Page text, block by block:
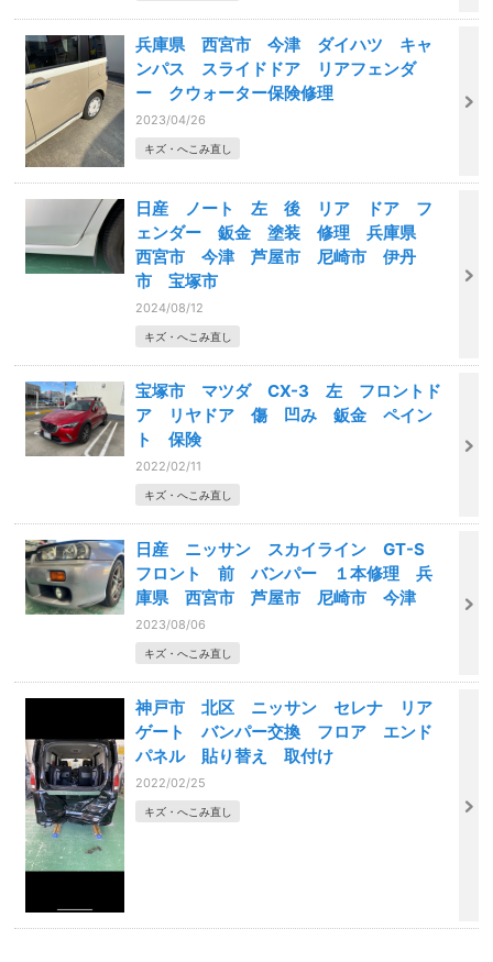
兵庫県 西宮市 今津 ダイハツ キャ
ンパス スライドドア リアフェンダ
ー クウォーター保険修理
2023/04/26
キズ・へこみ直し
日産 ノート 左 後 リア ドア フ
ェンダー 鈑金 塗装 修理 兵庫県
西宮市 今津 芦屋市 尼崎市 伊丹
市 宝塚市
2024/08/12
キズ・へこみ直し
宝塚市 マツダ CX-3 左 フロントド
ア リヤドア 傷 凹み 鈑金 ペイン
ト 保険
2022/02/11
キズ・へこみ直し
日産 ニッサン スカイライン GT-S
フロント 前 バンパー １本修理 兵
庫県 西宮市 芦屋市 尼崎市 今津
2023/08/06
キズ・へこみ直し
神戸市 北区 ニッサン セレナ リア
ゲート バンパー交換 フロア エンド
パネル 貼り替え 取付け
2022/02/25
キズ・へこみ直し